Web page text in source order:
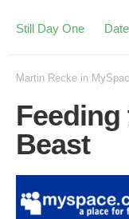
Still Day One
Martin Recke in
Feeding
Beast